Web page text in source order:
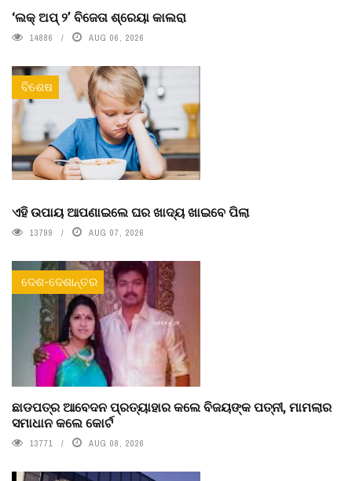
‘ଲକ୍ ଅପ୍ ୨’ ବିଜେତା ଶ୍ରେୟା କାଲରା
14886 AUG 06, 2026
ବିଶେଷ
ଏହି ଉପାୟ ଆପଣାଇଲେ ଘର ଖାଦ୍ୟ ଖାଇବେ ପିଲା
13799 AUG 07, 2026
ଦେଶ-ଦେଶାନ୍ତର
ଛାଡପତ୍ର ଆବେଦନ ପ୍ରତ୍ୟାହାର କଲେ ବିଜୟଙ୍କ ପତ୍ନୀ, ମାମଲାର
ସମାଧାନ କଲେ କୋର୍ଟ
13771 AUG 08, 2026